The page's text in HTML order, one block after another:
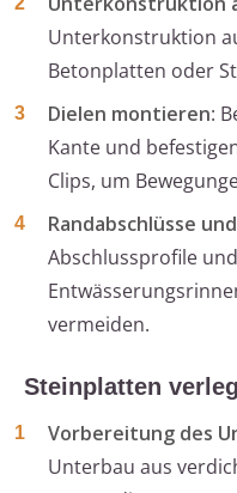
Unterkonstruktion
Betonplatten oder
Dielen montieren:
Kante und
Clips, um
Randabschlüsse
Abschlussprofile
vermeiden.
Steinplatten
Vorbereitung des
Unterbau aus